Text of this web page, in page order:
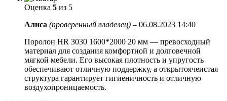
Оценка 5 из 5
Алиса (проверенный владелец) – 06.08.2023 14:40
Поролон HR 3030 1600*2000 20 мм — превосходный
материал для создания комфортной и долговечной
мягкой мебели. Его высокая плотность и упругость
обеспечивают отличную поддержку, а открытоячеистая
структура гарантирует гигиеничность и отличную
воздухопроницаемость.